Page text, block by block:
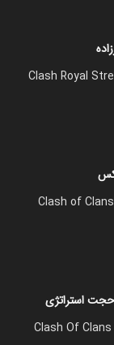
Clash Royal
Clash of
استراتژی
Clash Of